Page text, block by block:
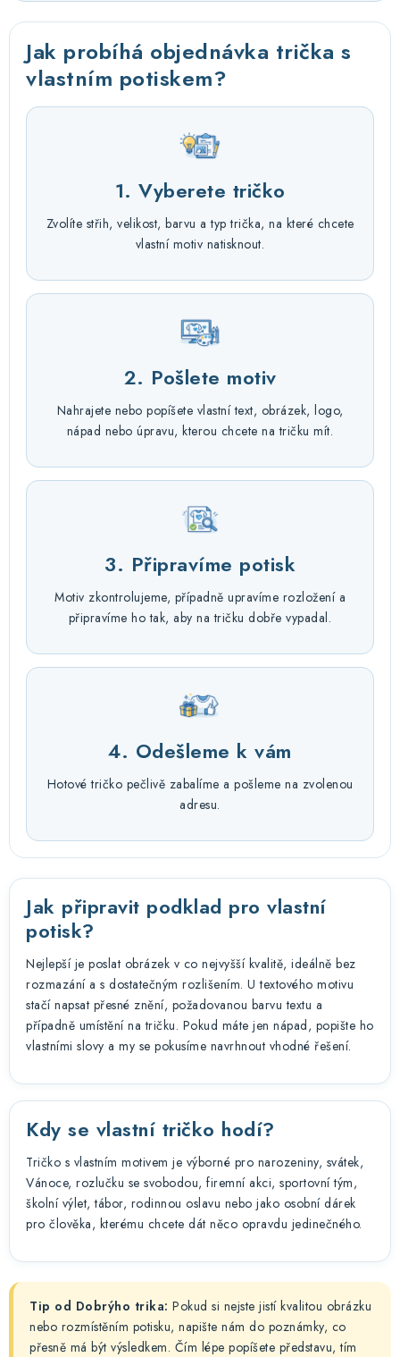
Jak probíhá objednávka trička s
vlastním potiskem?
1. Vyberete tričko
Zvolíte střih, velikost, barvu a typ trička, na které chcete
vlastní motiv natisknout.
2. Pošlete motiv
Nahrajete nebo popíšete vlastní text, obrázek, logo,
nápad nebo úpravu, kterou chcete na tričku mít.
3. Připravíme potisk
Motiv zkontrolujeme, případně upravíme rozložení a
připravíme ho tak, aby na tričku dobře vypadal.
4. Odešleme k vám
Hotové tričko pečlivě zabalíme a pošleme na zvolenou
adresu.
Jak připravit podklad pro vlastní
potisk?
Nejlepší je poslat obrázek v co nejvyšší kvalitě, ideálně bez
rozmazání a s dostatečným rozlišením. U textového motivu
stačí napsat přesné znění, požadovanou barvu textu a
případně umístění na tričku. Pokud máte jen nápad, popište ho
vlastními slovy a my se pokusíme navrhnout vhodné řešení.
Kdy se vlastní tričko hodí?
Tričko s vlastním motivem je výborné pro narozeniny, svátek,
Vánoce, rozlučku se svobodou, firemní akci, sportovní tým,
školní výlet, tábor, rodinnou oslavu nebo jako osobní dárek
pro člověka, kterému chcete dát něco opravdu jedinečného.
Tip od Dobrýho trika: Pokud si nejste jistí kvalitou obrázku
nebo rozmístěním potisku, napište nám do poznámky, co
přesně má být výsledkem. Čím lépe popíšete představu, tím